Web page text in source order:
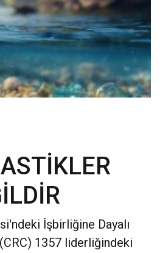
İşbirliğine Dayalı
1357 liderliğindeki